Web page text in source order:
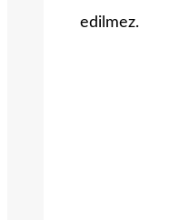
edilmez.